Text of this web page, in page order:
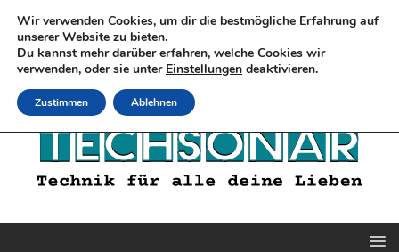
Wir verwenden Cookies, um dir die bestmögliche Erfahrung auf
unserer Website zu bieten.
Du kannst mehr darüber erfahren, welche Cookies wir
verwenden, oder sie unter Einstellungen deaktivieren.
Zustimmen Ablehnen